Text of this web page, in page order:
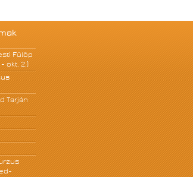
Fülöp
okt. 2.)
Tarján